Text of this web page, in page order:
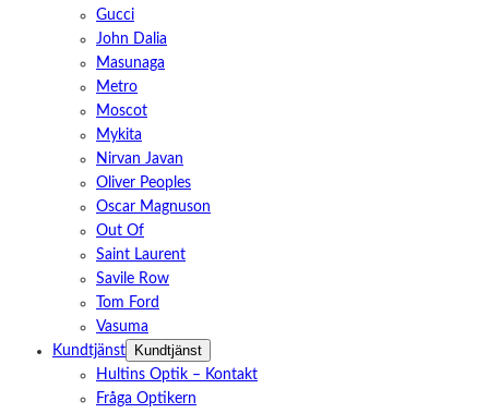
Gucci
John Dalia
Masunaga
Metro
Moscot
Mykita
Nirvan Javan
Oliver Peoples
Oscar Magnuson
Out Of
Saint Laurent
Savile Row
Tom Ford
Vasuma
Kundtjänst
Kundtjänst
Hultins Optik – Kontakt
Fråga Optikern